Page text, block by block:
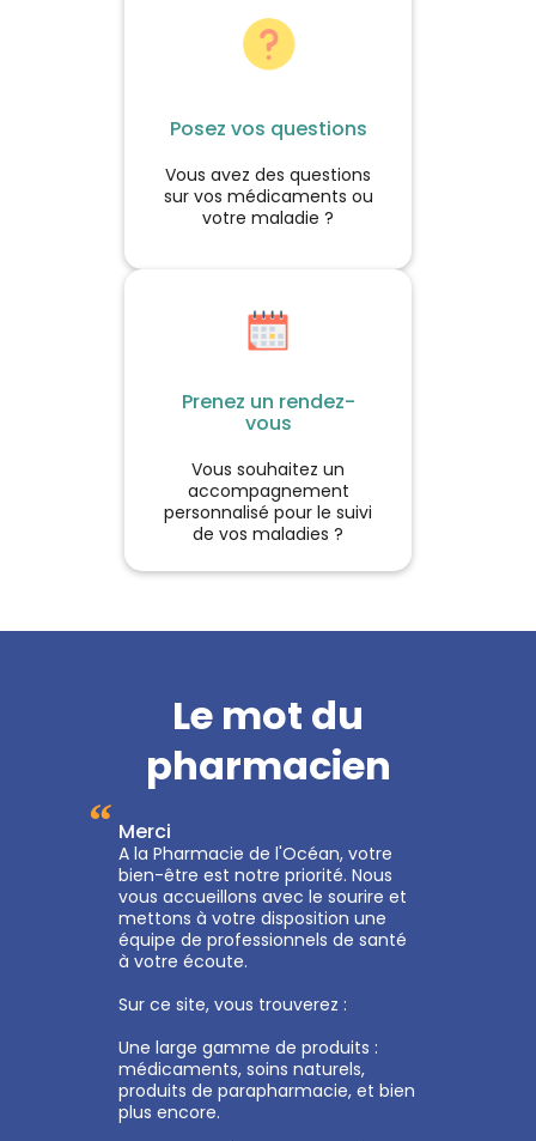
Posez vos questions
Vous avez des questions
sur vos médicaments ou
votre maladie ?
Prenez un rendez-
vous
Vous souhaitez un
accompagnement
personnalisé pour le suivi
de vos maladies ?
Le mot du
pharmacien
“ Merci
A la Pharmacie de l'Océan, votre
bien-être est notre priorité. Nous
vous accueillons avec le sourire et
mettons à votre disposition une
équipe de professionnels de santé
à votre écoute.
Sur ce site, vous trouverez :
Une large gamme de produits :
médicaments, soins naturels,
produits de parapharmacie, et bien
plus encore.